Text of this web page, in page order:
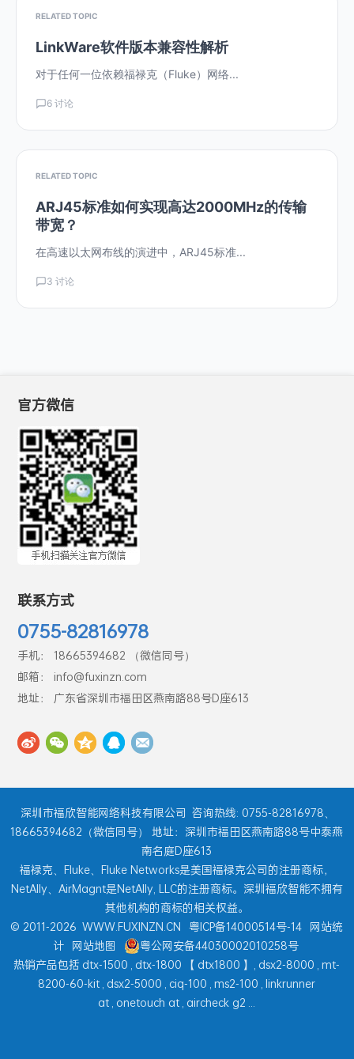
RELATED TOPIC
LinkWare软件版本兼容性解析
对于任何一位依赖福禄克（Fluke）网络...
6 讨论
RELATED TOPIC
ARJ45标准如何实现高达2000MHz的传输
带宽？
在高速以太网布线的演进中，ARJ45标准...
3 讨论
官方微信
联系方式
0755-82816978
手机： 18665394682 （微信同号）
邮箱： info@fuxinzn.com
地址： 广东省深圳市福田区燕南路88号D座613
深圳市福欣智能网络科技有限公司 咨询热线: 0755-82816978、
18665394682（微信同号） 地址：深圳市福田区燕南路88号中泰燕
南名庭D座613
福禄克、Fluke、Fluke Networks是美国福禄克公司的注册商标，
NetAlly、AirMagnt是NetAlly, LLC的注册商标。深圳福欣智能不拥有
其他机构的商标的相关权益。
© 2011-2026 WWW.FUXINZN.CN 粤ICP备14000514号-14 网站统
计 网站地图
粤公网安备44030002010258号
热销产品包括 dtx-1500 , dtx-1800 【 dtx1800 】, dsx2-8000 , mt-
8200-60-kit , dsx2-5000 , ciq-100 , ms2-100 , linkrunner
at , onetouch at , aircheck g2 ...